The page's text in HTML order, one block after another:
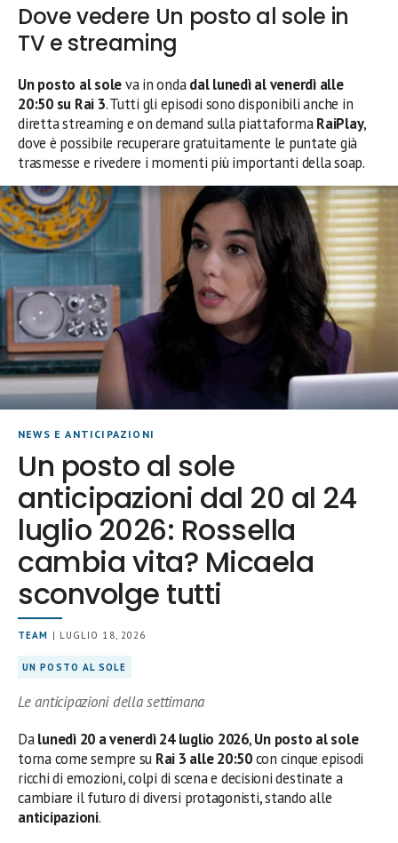
Dove vedere Un posto al sole in
TV e streaming
Un posto al soleva in ondadal lunedì al venerdì alle
20:50 su Rai 3. Tutti gli episodi sono disponibili anche in
diretta streaming e on demand sulla piattaformaRaiPlay,
dove è possibile recuperare gratuitamente le puntate già
trasmesse e rivedere i momenti più importanti della soap.
NEWS E ANTICIPAZIONI
Un posto al sole
anticipazioni dal 20 al 24
luglio 2026: Rossella
cambia vita? Micaela
sconvolge tutti
TEAM | LUGLIO 18, 2026
UN POSTO AL SOLE
Le anticipazioni della settimana
Dalunedì 20 a venerdì 24 luglio 2026,Un posto al sole
torna come sempre su Rai 3 alle 20:50con cinque episodi
ricchi di emozioni, colpi di scena e decisioni destinate a
cambiare il futuro di diversi protagonisti, stando alle
anticipazioni.